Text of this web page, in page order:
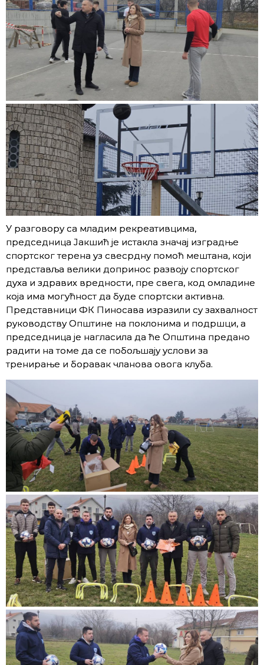
У разговору са младим рекреативцима,
председница Јакшић је истакла значај изградње
спортског терена уз свесрдну помоћ мештана, који
представља велики допринос развоју спортског
духа и здравих вредности, пре свега, код омладине
која има могућност да буде спортски активна.
Представници ФК Пиносава изразили су захвалност
руководству Општине на поклонима и подршци, а
председница је нагласила да ће Општина предано
радити на томе да се побољшају услови за
тренирање и боравак чланова овога клуба.